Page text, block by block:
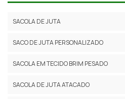
SACOLA DE JUTA
SACO DE JUTA PERSONALIZADO
SACOLA EM TECIDO BRIM PESADO
SACOLA DE JUTA ATACADO